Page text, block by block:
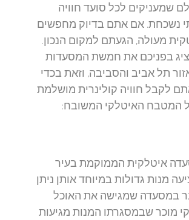
שמעניקים לכל סועד חוויה
נשכחת. אם אתם בדיוק מחפשים
מעולה, הגעתם למקום הנכון.
בפניכם את חמשת המסעדות
תל אביב והסביבה, וזאת בכדי
לקבל חוויה קולינרית מושלמת
האיטלקי המשובח:
איטלקית הממוקמת בעיר
מנות גדולות במיוחד אותן ניתן
במסעדה שמגישה את האוכל
מוכר שבמסגרתו המנות מגיעות